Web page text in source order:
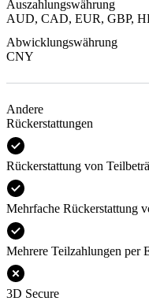
Auszahlungswährung
AUD, CAD, EUR, GBP,
Abwicklungswährung
CNY
Andere
Rückerstattungen
Rückerstattung von
Mehrfache Rückerstattung
Mehrere Teilzahlungen per
3D Secure